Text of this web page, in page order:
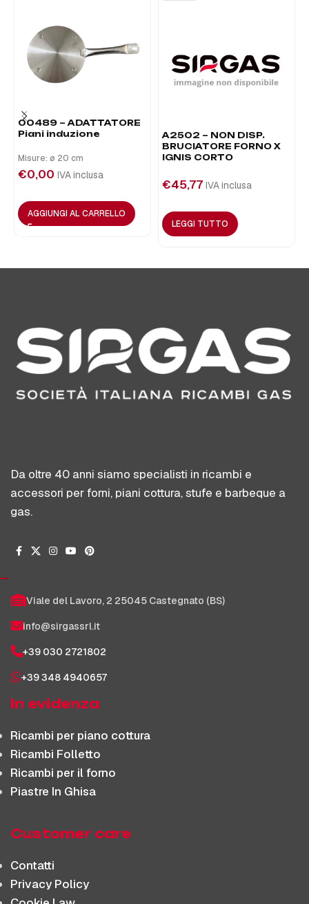
00489 – ADATTATORE
Piani induzione
Misure: ø 20 cm
€0,00 IVA inclusa
AGGIUNGI AL CARRELLO
A2502 – NON DISP.
BRUCIATORE FORNO X
IGNIS CORTO
€45,77 IVA inclusa
LEGGI TUTTO
Da oltre 40 anni siamo specialisti in ricambi e
accessori per forni, piani cottura, stufe e barbeque a
gas.
Viale del Lavoro, 2 25045 Castegnato (BS)
info@sirgassrl.it
+39 030 2721802
+39 348 4940657
In evidenza
Ricambi per piano cottura
Ricambi Folletto
Ricambi per il forno
Piastre In Ghisa
Customer care
Contatti
Privacy Policy